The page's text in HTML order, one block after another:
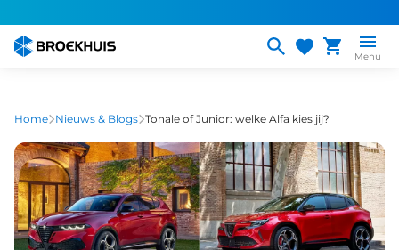
naar
gaan
Menu
Home Nieuws & Blogs Tonale of Junior: welke Alfa kies jij?